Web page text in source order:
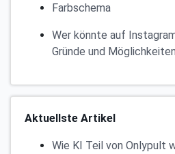
Farbschema
Wer könnte auf
Gründe und
Aktuellste Artikel
Wie KI Teil von Onlypult